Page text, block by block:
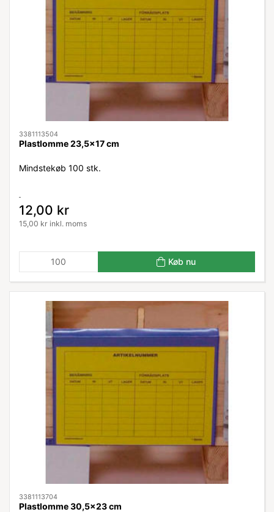
3381113504
Plastlomme 23,5x17 cm
Mindstekøb 100 stk.
12,00 kr
15,00 kr inkl. moms
Køb nu
3381113704
Plastlomme 30,5x23 cm